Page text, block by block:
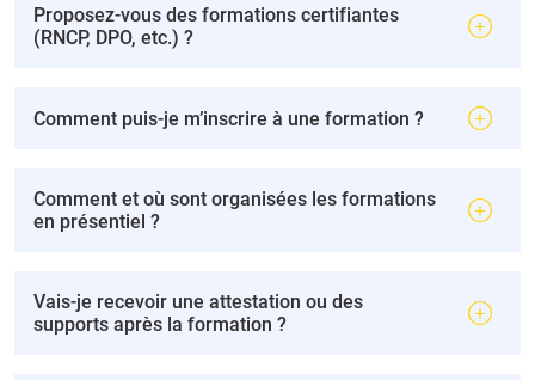
Proposez-vous des formations certifiantes
(RNCP, DPO, etc.) ?
Comment puis-je m’inscrire à une formation ?
Comment et où sont organisées les formations
en présentiel ?
Vais-je recevoir une attestation ou des
supports après la formation ?